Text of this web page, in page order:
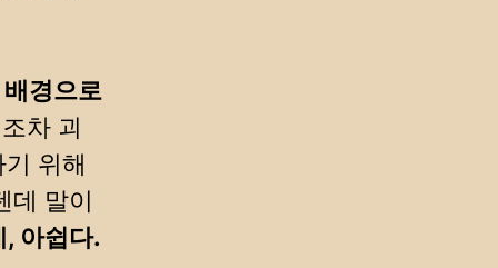
경으로
차 괴
위해
데 말이
아쉽다.